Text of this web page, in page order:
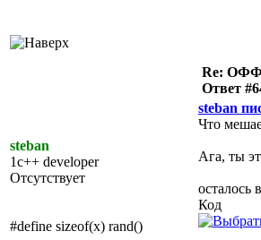
steban
1c++ developer
Отсутствует
#define sizeof(x) rand()
Re: ОФФ/
Ответ
steban
Что
Ага, ты
осталось
Код